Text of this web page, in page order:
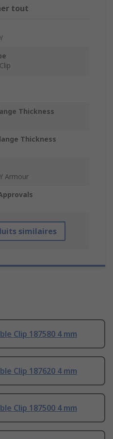
tout
Thickness
Thickness
Armour
similaires
Clip 187580 4 mm
Clip 187620 4 mm
Clip 187500 4 mm